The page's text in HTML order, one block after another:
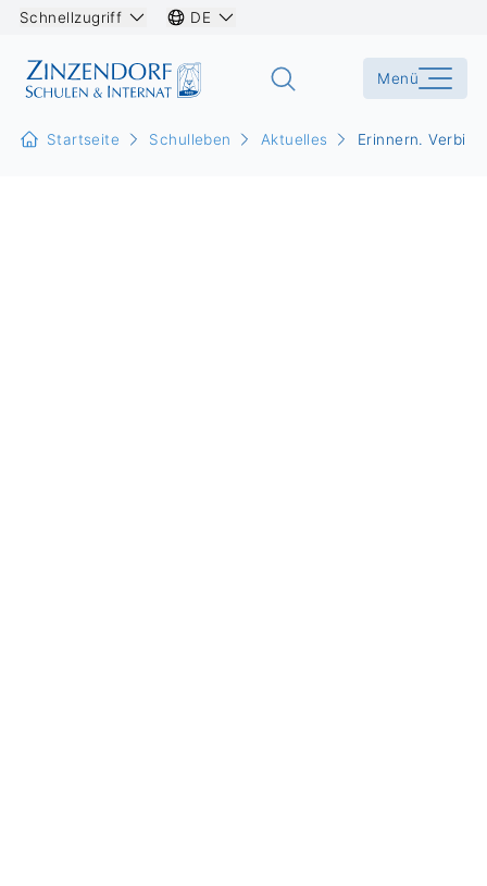
Schnellzugriff DE
Menü
Startseite Schulleben Aktuelles Erinnern.